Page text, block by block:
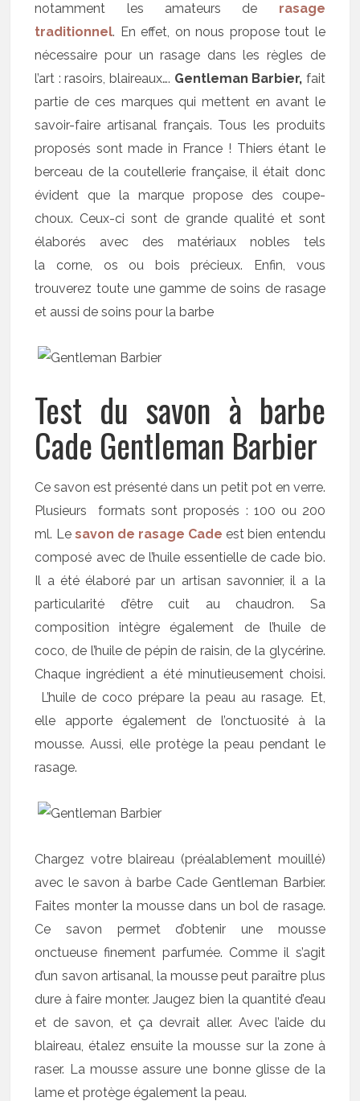
notamment les amateurs de rasage
traditionnel. En effet, on nous propose tout le
nécessaire pour un rasage dans les règles de
l’art : rasoirs, blaireaux…. Gentleman Barbier, fait
partie de ces marques qui mettent en avant le
savoir-faire artisanal français. Tous les produits
proposés sont made in France ! Thiers étant le
berceau de la coutellerie française, il était donc
évident que la marque propose des coupe-
choux. Ceux-ci sont de grande qualité et sont
élaborés avec des matériaux nobles tels
la corne, os ou bois précieux. Enfin, vous
trouverez toute une gamme de soins de rasage
et aussi de soins pour la barbe
Test du savon à barbe
Cade Gentleman Barbier
Ce savon est présenté dans un petit pot en verre.
Plusieurs formats sont proposés : 100 ou 200
ml. Le savon de rasage Cade est bien entendu
composé avec de l’huile essentielle de cade bio.
Il a été élaboré par un artisan savonnier, il a la
particularité d’être cuit au chaudron. Sa
composition intègre également de l’huile de
coco, de l’huile de pépin de raisin, de la glycérine.
Chaque ingrédient a été minutieusement choisi.
L’huile de coco prépare la peau au rasage. Et,
elle apporte également de l’onctuosité à la
mousse. Aussi, elle protège la peau pendant le
rasage.
Chargez votre blaireau (préalablement mouillé)
avec le savon à barbe Cade Gentleman Barbier.
Faites monter la mousse dans un bol de rasage.
Ce savon permet d’obtenir une mousse
onctueuse finement parfumée. Comme il s’agit
d’un savon artisanal, la mousse peut paraître plus
dure à faire monter. Jaugez bien la quantité d’eau
et de savon, et ça devrait aller. Avec l’aide du
blaireau, étalez ensuite la mousse sur la zone à
raser. La mousse assure une bonne glisse de la
lame et protège également la peau.